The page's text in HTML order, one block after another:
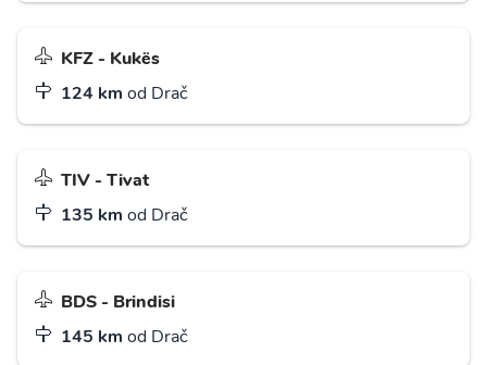
KFZ - Kukës
124 km od Drač
TIV - Tivat
135 km od Drač
BDS - Brindisi
145 km od Drač